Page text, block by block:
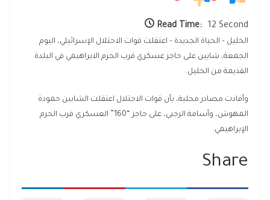
Read Time: 12 Second
الخليل – الحياة الجديدة – اعتقلت قوات الاحتلال الإسرائيلي، اليوم
الجمعة، شابين على حاجز عسكري قرب الحرم الابراهيمي في البلدة
القديمة من الخليل.
وأفادت مصادر محلية، بأن قوات الاحتلال اعتقلت الشابين حمودة
المهوش، وأسامة الرجبي، على حاجز “160” العسكري قرب الحرم
الإبراهيمي.
Share